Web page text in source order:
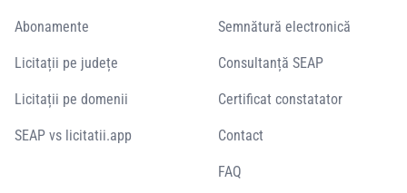
Abonamente
Licitații pe județe
Licitații pe domenii
SEAP vs licitatii.app
Semnătură electronică
Consultanță SEAP
Certificat constatator
Contact
FAQ